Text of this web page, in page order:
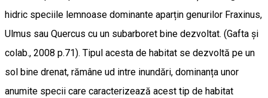
hidric speciile lemnoase dominante aparțin genurilor Fraxinus,
Ulmus sau Quercus cu un subarboret bine dezvoltat. (Gafta și
colab., 2008 p.71). Tipul acesta de habitat se dezvoltă pe un
sol bine drenat, rămâne ud intre inundări, dominanța unor
anumite specii care caracterizează acest tip de habitat